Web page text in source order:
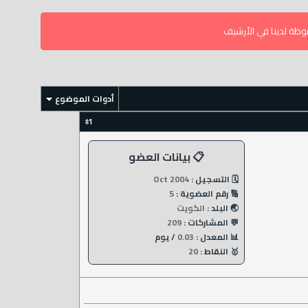
لدينا في الأرشيف
أدوات الموضوع
1
📋 بيانات العضو
🗓️ التسجيل :Oct 2004
🔢 رقم العضوية :5
🌏 البلد : الكويت
💬 المشاركات :209
📊 المعدل : 0.03 / يوم
🥇 النقاط :20